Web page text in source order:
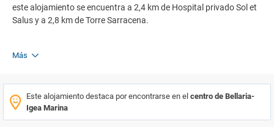
este alojamiento se encuentra a 2,4 km de Hospital privado Sol et
Salus y a 2,8 km de Torre Sarracena.
Más
Este alojamiento destaca por encontrarse en el centro de Bellaria-
Igea Marina